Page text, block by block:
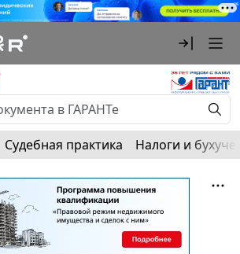
Судебная практика Налоги и